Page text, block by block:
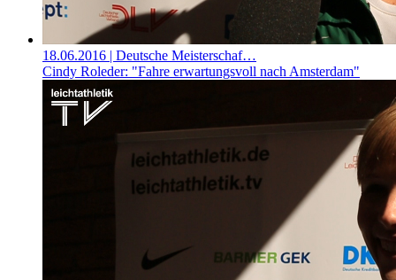
18.06.2016 | Deutsche Meisterschaf…
Cindy Roleder: "Fahre erwartungsvoll nach Amsterdam"